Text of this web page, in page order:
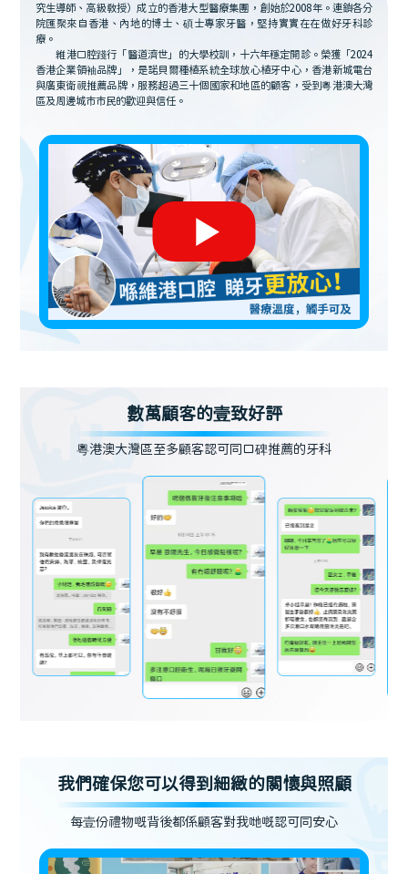
究生導師、高級教授）成立的香港大型醫療集團，創始於2008年。連鎖各分
院匯聚來自香港、內地的博士、碩士專家牙醫，堅持實實在在做好牙科診
療。
維港口腔踐行「醫道濟世」的大學校訓，十六年穩定開診。榮獲「2024
香港企業領袖品牌」，是諾貝爾種植系統全球放心植牙中心，香港新城電台
與廣東衛視推薦品牌，服務超過三十個國家和地區的顧客，受到粵港澳大灣
區及周邊城市市民的歡迎與信任。
數萬顧客的壹致好評
粵港澳大灣區至多顧客認可同口碑推薦的牙科
我們確保您可以得到細緻的關懷與照顧
每壹份禮物嘅背後都係顧客對我哋嘅認可同安心